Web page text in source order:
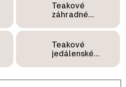
Teakové
záhradné
Teakové
jedálenské